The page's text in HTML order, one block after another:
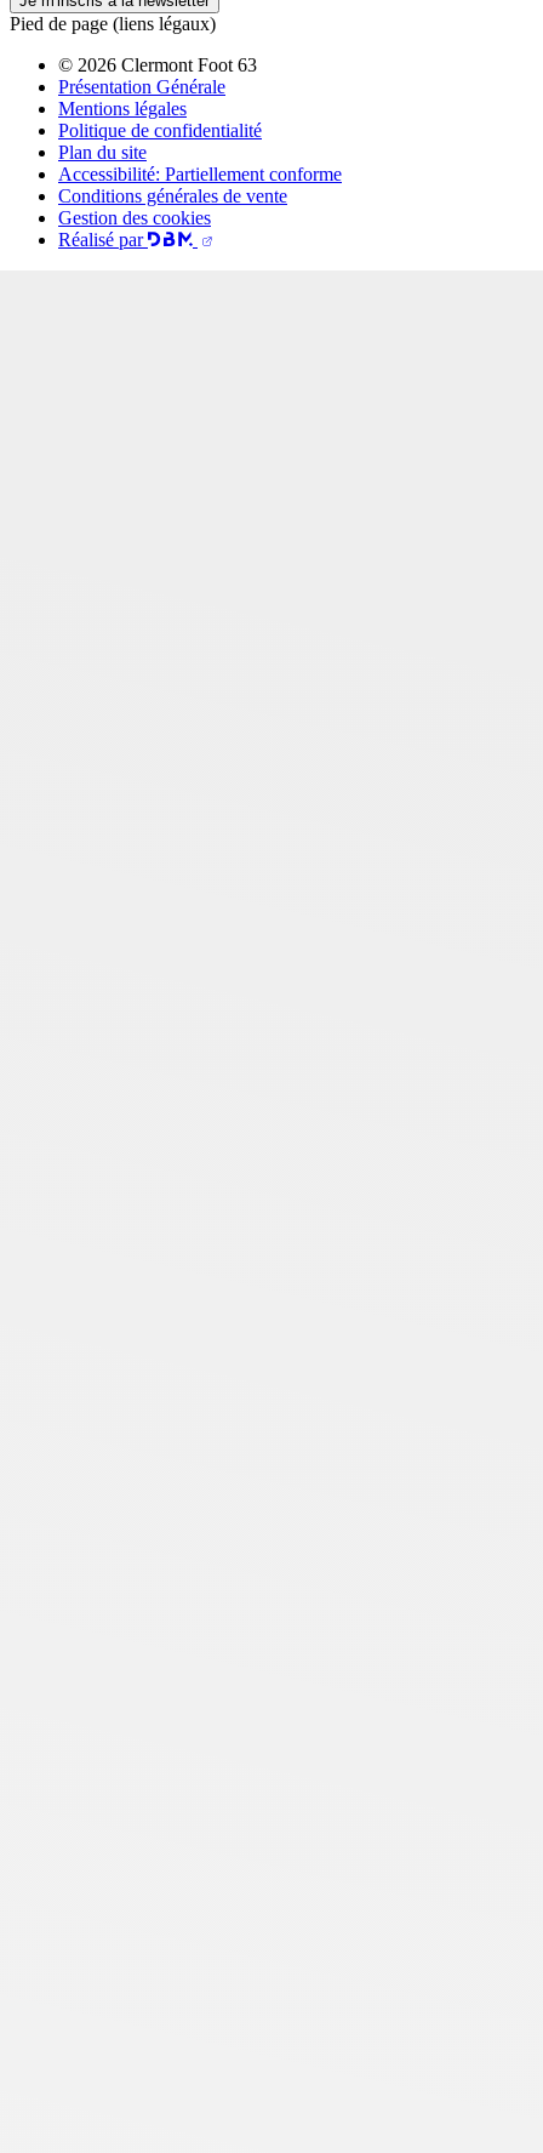
Pied de page (liens légaux)
© 2026 Clermont Foot 63
Présentation Générale
Mentions légales
Politique de confidentialité
Plan du site
Accessibilité: Partiellement conforme
Conditions générales de vente
Gestion des cookies
Réalisé par